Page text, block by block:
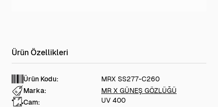
Ürün Kodu:
MRX SS277-C260
Marka:
MR X GÜNEŞ GÖZLÜĞÜ
Cam:
UV 400